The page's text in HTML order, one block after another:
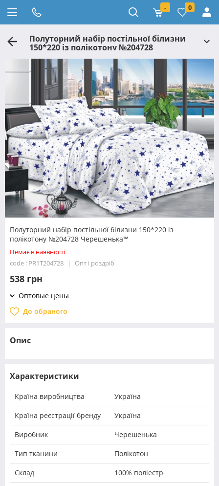
- 0
Полуторний набір постільної білизни
150*220 із полікотону №204728
Черешенька™
Полуторний набір постільної білизни 150*220 із
полікотону №204728 Черешенька™
Немає в наявності
code : PR1T204728
Опт і роздріб
538 грн
Оптовые цены
До обраного
Опис
Характеристики
Країна виробництва Україна
Країна реєстрації бренду Україна
Виробник Черешенька
Тип тканини Полікотон
Склад 100% поліестр